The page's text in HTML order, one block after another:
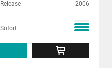
Release
2006
Sofort